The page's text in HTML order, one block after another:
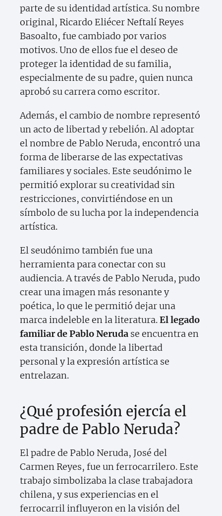
parte de su identidad artística. Su nombre
original, Ricardo Eliécer Neftalí Reyes
Basoalto, fue cambiado por varios
motivos. Uno de ellos fue el deseo de
proteger la identidad de su familia,
especialmente de su padre, quien nunca
aprobó su carrera como escritor.
Además, el cambio de nombre representó
un acto de libertad y rebelión. Al adoptar
el nombre de Pablo Neruda, encontró una
forma de liberarse de las expectativas
familiares y sociales. Este seudónimo le
permitió explorar su creatividad sin
restricciones, convirtiéndose en un
símbolo de su lucha por la independencia
artística.
El seudónimo también fue una
herramienta para conectar con su
audiencia. A través de Pablo Neruda, pudo
crear una imagen más resonante y
poética, lo que le permitió dejar una
marca indeleble en la literatura.El legado
familiar de Pablo Neruda se encuentra en
esta transición, donde la libertad
personal y la expresión artística se
entrelazan.
¿Qué profesión ejercía el
padre de Pablo Neruda?
El padre de Pablo Neruda, José del
Carmen Reyes, fue un ferrocarrilero. Este
trabajo simbolizaba la clase trabajadora
chilena, y sus experiencias en el
ferrocarril influyeron en la visión del